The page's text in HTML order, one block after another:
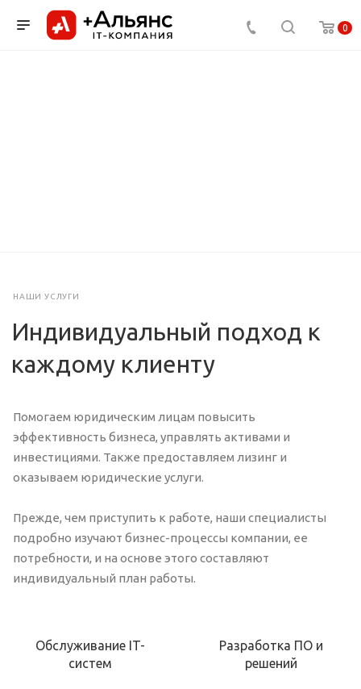
0
НАШИ УСЛУГИ
Индивидуальный подход к
каждому клиенту
Помогаем юридическим лицам повысить
эффективность бизнеса, управлять активами и
инвестициями. Также предоставляем лизинг и
оказываем юридические услуги.
Прежде, чем приступить к работе, наши специалисты
подробно изучают бизнес-процессы компании, ее
потребности, и на основе этого составляют
индивидуальный план работы.
Обслуживание IT-
систем
Разработка ПО и
решений